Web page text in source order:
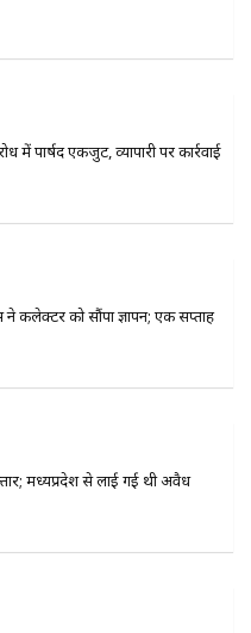
में पार्षद एकजुट, व्यापारी पर कार्रवाई
ने कलेक्टर को सौंपा ज्ञापन; एक सप्ताह
मध्यप्रदेश से लाई गई थी अवैध